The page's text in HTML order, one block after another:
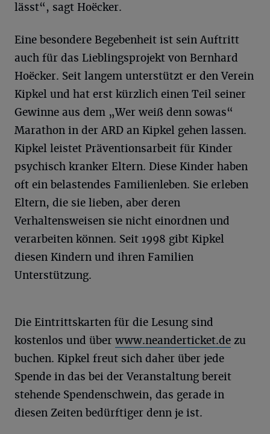
lässt“, sagt Hoëcker.
Eine besondere Begebenheit ist sein Auftritt
auch für das Lieblingsprojekt von Bernhard
Hoëcker. Seit langem unterstützt er den Verein
Kipkel und hat erst kürzlich einen Teil seiner
Gewinne aus dem „Wer weiß denn sowas“
Marathon in der ARD an Kipkel gehen lassen.
Kipkel leistet Präventionsarbeit für Kinder
psychisch kranker Eltern. Diese Kinder haben
oft ein belastendes Familienleben. Sie erleben
Eltern, die sie lieben, aber deren
Verhaltensweisen sie nicht einordnen und
verarbeiten können. Seit 1998 gibt Kipkel
diesen Kindern und ihren Familien
Unterstützung.
Die Eintrittskarten für die Lesung sind
kostenlos und über www.neanderticket.de zu
buchen. Kipkel freut sich daher über jede
Spende in das bei der Veranstaltung bereit
stehende Spendenschwein, das gerade in
diesen Zeiten bedürftiger denn je ist.